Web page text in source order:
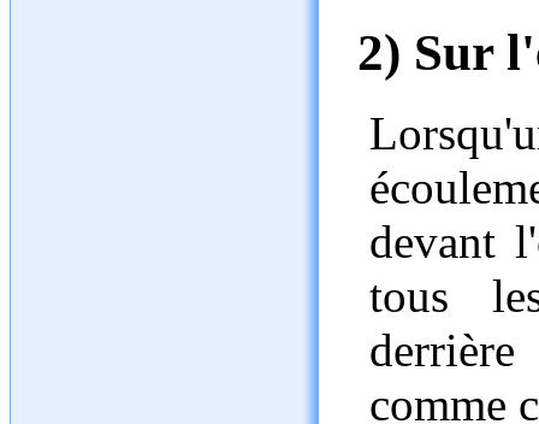
2) Sur
devant
tous
comme